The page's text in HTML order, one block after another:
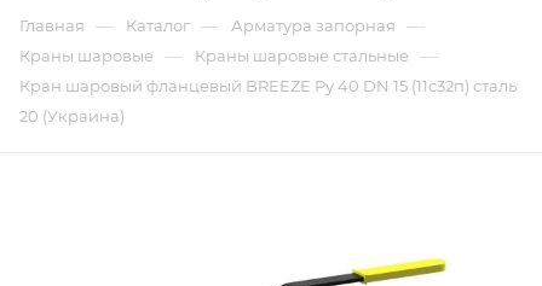
Главная — Каталог — Арматура запорная —
Краны шаровые — Краны шаровые стальные —
Кран шаровый фланцевый BREEZE Ру 40 DN 15 (11с32п) сталь
20 (Украина)